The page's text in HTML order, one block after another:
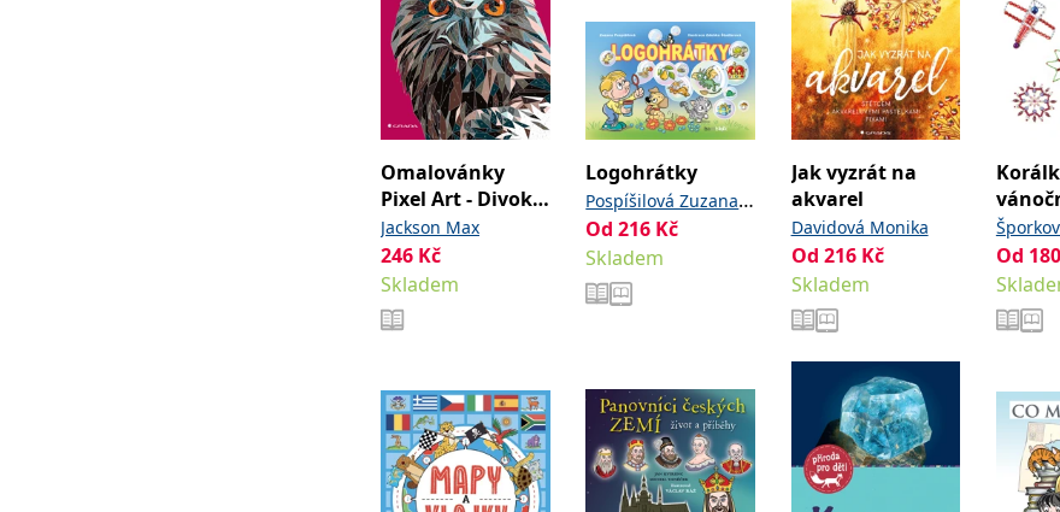
Omalovánky
Pixel Art - Divoká
zvířata
Jackson Max
246 Kč
Skladem
Logohrátky
Pospíšilová Zuzana,
Študlarová Zdeňka
Od216 Kč
Skladem
Jak vyzrát na
akvarel
Davidová Monika
Od 216 Kč
Skladem
Od 180